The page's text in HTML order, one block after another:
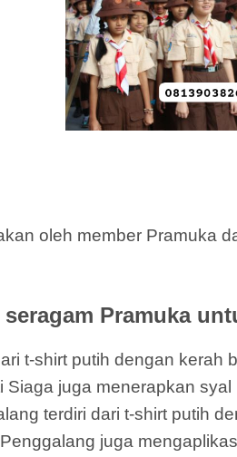
oleh member Pramuka
Pramuka
t-shirt putih dengan
juga menerapkan
terdiri dari t-shirt putih
juga